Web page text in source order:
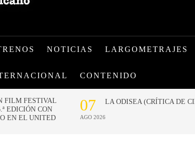
NOTICIAS LARGOMETRAJES
CONTENIDO